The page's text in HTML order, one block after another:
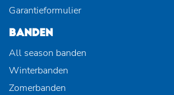
Garantieformulier
BANDEN
All season banden
Winterbanden
Zomerbanden